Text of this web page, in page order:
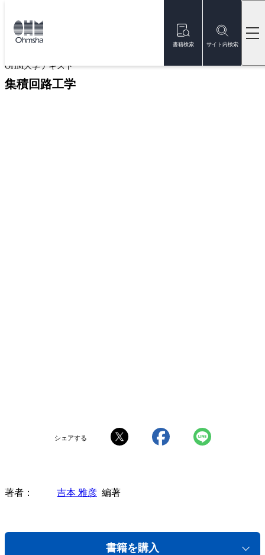
書籍検索 サイト内検索
トップ
OHM大学テキスト
集積回路工学
シェアする
著者 吉本 雅彦 編著
書籍を購入